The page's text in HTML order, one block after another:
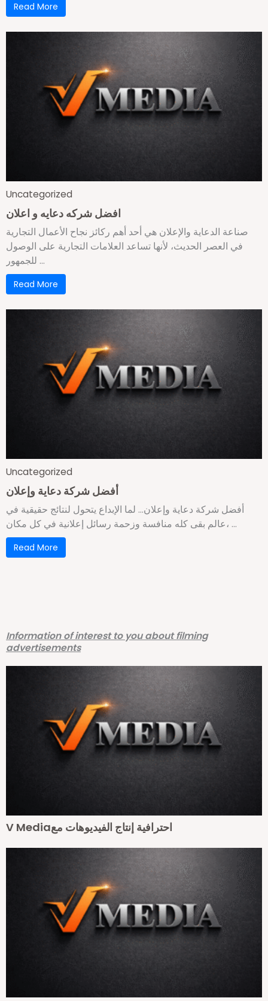
Read More
Uncategorized
افضل شركه دعايه و اعلان
صناعة الدعاية والإعلان هي أحد أهم ركائز نجاح الأعمال التجارية
في العصر الحديث، لأنها تساعد العلامات التجارية على الوصول
للجمهور ...
Read More
Uncategorized
أفضل شركة دعاية وإعلان
أفضل شركة دعاية وإعلان… لما الإبداع يتحول لنتائج حقيقية في
عالم بقى كله منافسة وزحمة رسائل إعلانية في كل مكان، ...
Read More
Information of interest to you about filming
advertisements
V Mediaاحترافية إنتاج الفيديوهات مع